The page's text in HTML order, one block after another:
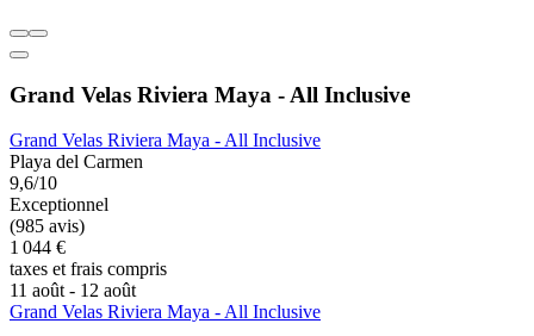
Grand Velas Riviera Maya - All Inclusive
Grand Velas Riviera Maya - All Inclusive
Playa del Carmen
9,6/10
Exceptionnel
(985 avis)
1 044 €
taxes et frais compris
11 août - 12 août
Grand Velas Riviera Maya - All Inclusive